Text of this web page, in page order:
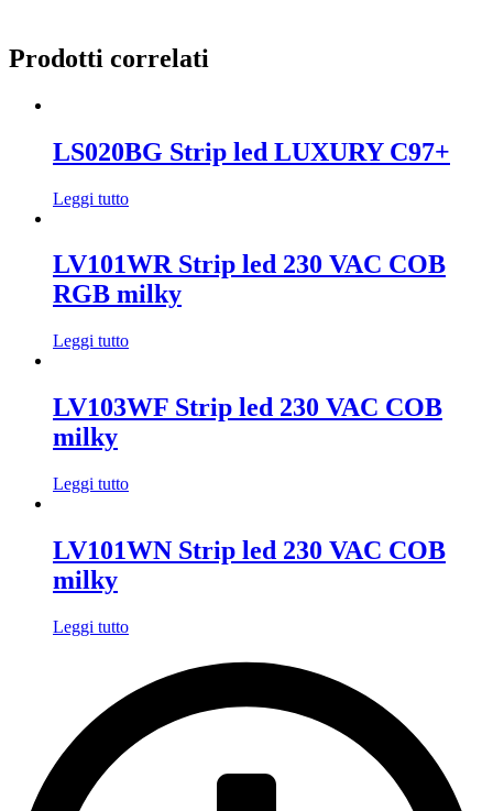
Prodotti correlati
LS020BG Strip led LUXURY C97+
Leggi tutto
LV101WR Strip led 230 VAC COB
RGB milky
Leggi tutto
LV103WF Strip led 230 VAC COB
milky
Leggi tutto
LV101WN Strip led 230 VAC COB
milky
Leggi tutto